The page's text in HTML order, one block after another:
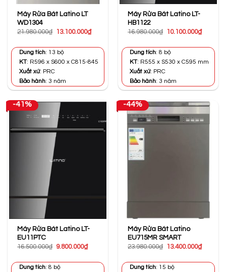
Máy Rửa Bát Latino LT
WD1304
21.980.000₫
Giá
21.980.000₫.
13.100.000₫Giá
Dung tích: 13 bộ
KT: R596 x S600 x C815-845
Xuất xứ: PRC
Bảo hành: 3 năm
Máy Rửa Bát Latino LT-
HB1122
16.980.000₫
Giá
16.980.000₫.
10.100.000₫Giá
Dung tích: 8 bộ
KT: R555 x S530 x C595 mm
Xuất xứ: PRC
Bảo hành: 3 năm
-41%
Máy Rửa Bát Latino LT-
EU11PTC
16.500.000₫ Giá
16.500.000₫.
9.800.000₫Giá
Dung tích: 8 bộ
-44%
Máy Rửa Bát Latino
EU715MR SMART
23.980.000₫
Giá
23.980.000₫.
13.400.000₫Giá
Dung tích: 15 bộ